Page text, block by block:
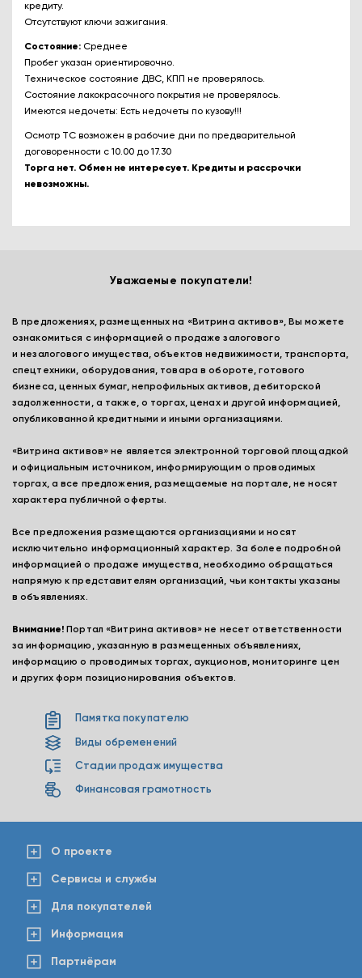
кредиту.
Отсутствуют ключи зажигания.
Состояние: Среднее
Пробег указан ориентировочно.
Техническое состояние ДВС, КПП не проверялось.
Состояние лакокрасочного покрытия не проверялось.
Имеются недочеты: Есть недочеты по кузову!!!
Осмотр ТС возможен в рабочие дни по предварительной
договоренности с 10.00 до 17.30
Торга нет. Обмен не интересует. Кредиты и рассрочки
невозможны.
Уважаемые покупатели!
В предложениях, размещенных на «Витрина активов», Вы можете
ознакомиться с информацией о продаже залогового
и незалогового имущества, объектов недвижимости, транспорта,
спецтехники, оборудования, товара в обороте, готового
бизнеса, ценных бумаг, непрофильных активов, дебиторской
задолженности, а также, о торгах, ценах и другой информацией,
опубликованной кредитными и иными организациями.
«Витрина активов» не является электронной торговой площадкой
и официальным источником, информирующим о проводимых
торгах, а все предложения, размещаемые на портале, не носят
характера публичной оферты.
Все предложения размещаются организациями и носят
исключительно информационный характер. За более подробной
информацией о продаже имущества, необходимо обращаться
напрямую к представителям организаций, чьи контакты указаны
в объявлениях.
Внимание! Портал «Витрина активов» не несет ответственности
за информацию, указанную в размещенных объявлениях,
информацию о проводимых торгах, аукционов, мониторинге цен
и других форм позиционирования объектов.
Памятка покупателю
Виды обременений
Стадии продаж имущества
Финансовая грамотность
О проекте
Сервисы и службы
Для покупателей
Информация
Партнёрам